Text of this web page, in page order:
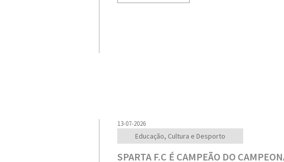
13-07-2026
Educação, Cultura e Desporto
SPARTA F.C É CAMPEÃO DO